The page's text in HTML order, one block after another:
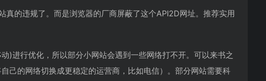
的违规了。而是浏览器的厂商屏蔽了这个API2D网址。推荐实用
)进行优化，所以部分小网站会遇到一些网络打不开。可以来书之
己的网络切换成更稳定的运营商，比如电信）。部分网站需要科